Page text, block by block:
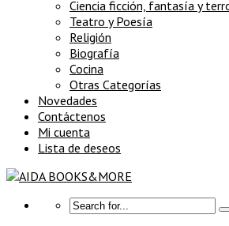
Ciencia ficción, fantasía y
Teatro y Poesía
Religión
Biografía
Cocina
Otras Categorías
Novedades
Contáctenos
Mi cuenta
Lista de deseos